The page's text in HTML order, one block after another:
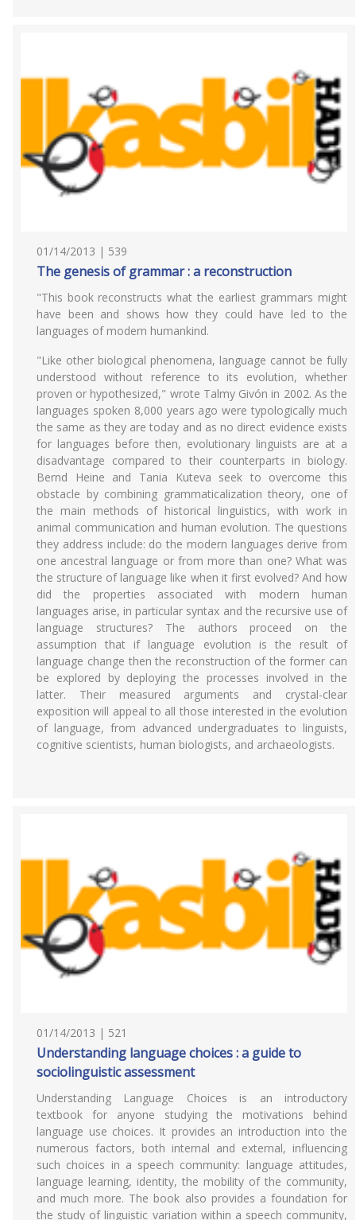
01/14/2013 | 539
The genesis of grammar : a reconstruction
"This book reconstructs what the earliest grammars might
have been and shows how they could have led to the
languages of modern humankind.
"Like other biological phenomena, language cannot be fully
understood without reference to its evolution, whether
proven or hypothesized," wrote Talmy Givón in 2002. As the
languages spoken 8,000 years ago were typologically much
the same as they are today and as no direct evidence exists
for languages before then, evolutionary linguists are at a
disadvantage compared to their counterparts in biology.
Bernd Heine and Tania Kuteva seek to overcome this
obstacle by combining grammaticalization theory, one of
the main methods of historical linguistics, with work in
animal communication and human evolution. The questions
they address include: do the modern languages derive from
one ancestral language or from more than one? What was
the structure of language like when it first evolved? And how
did the properties associated with modern human
languages arise, in particular syntax and the recursive use of
language structures? The authors proceed on the
assumption that if language evolution is the result of
language change then the reconstruction of the former can
be explored by deploying the processes involved in the
latter. Their measured arguments and crystal-clear
exposition will appeal to all those interested in the evolution
of language, from advanced undergraduates to linguists,
cognitive scientists, human biologists, and archaeologists.
01/14/2013 | 521
Understanding language choices : a guide to
sociolinguistic assessment
Understanding Language Choices is an introductory
textbook for anyone studying the motivations behind
language use choices. It provides an introduction into the
numerous factors, both internal and external, influencing
such choices in a speech community: language attitudes,
language learning, identity, the mobility of the community,
and much more. The book also provides a foundation for
the study of linguistic variation within a speech community,